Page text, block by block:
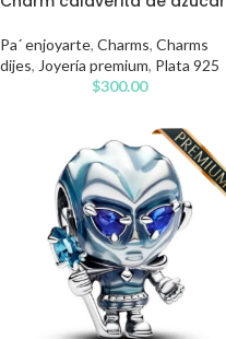
Pa´ enjoyarte, Charms, Charms
dijes, Joyería premium, Plata 925
$300.00